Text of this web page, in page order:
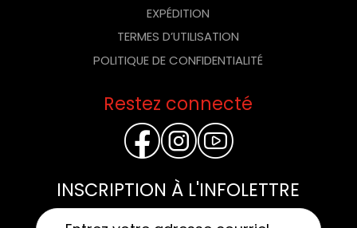
Restez connecté
FACEBOOK
INSCRIPTION À L'INFOLETTRE
EXPÉDITION
TERMES D’UTILISATION
POLITIQUE DE CONFIDENTIALITÉ